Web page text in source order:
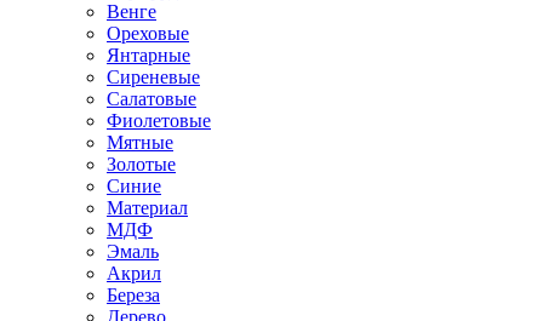
Венге
Ореховые
Янтарные
Сиреневые
Салатовые
Фиолетовые
Мятные
Золотые
Синие
Материал
МДФ
Эмаль
Акрил
Береза
Дерево